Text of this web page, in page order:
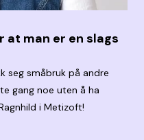
at man er en slags
seg småbruk på andre
gang noe uten å ha
i Metizoft!